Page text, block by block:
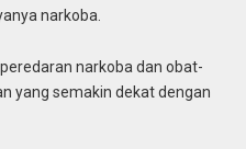
narkoba.
narkoba dan obat-
yang semakin dekat dengan